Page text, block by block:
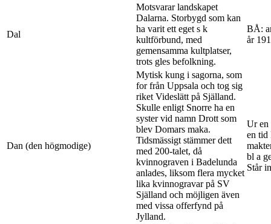
Dal
Motsvarar landskapet
Dalarna. Storbygd som kan
ha varit ett eget s k
kultförbund, med
gemensamma kultplatser,
trots gles befolkning.
BÅ:
år
Dan (den högmodige)
Mytisk kung i sagorna, som
for från Uppsala och tog sig
riket Videslätt på Själland.
Skulle enligt Snorre ha en
syster vid namn Drott som
blev Domars maka.
Tidsmässigt stämmer dett
med 200-talet, då
kvinnograven i Badelunda
anlades, liksom flera mycket
lika kvinnogravar på SV
Själland och möjligen även
med vissa offerfynd på
Jylland.
Ur en
en tid
bl a
Står